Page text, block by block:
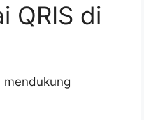
QRIS di
mendukung